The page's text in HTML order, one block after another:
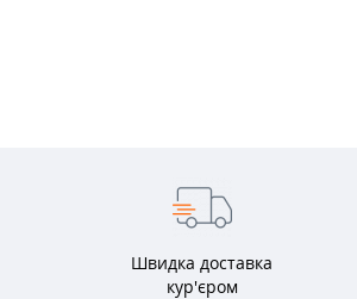
Швидка доставка
кур'єром